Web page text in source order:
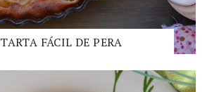
TARTA FÁCIL DE PERA